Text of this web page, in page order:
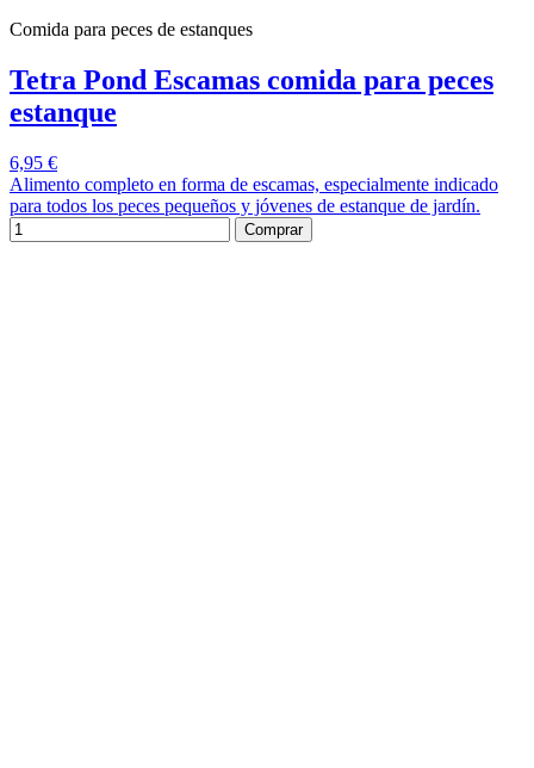
Comida para peces de estanques
Tetra Pond Escamas comida para peces
estanque
6,95 €
Alimento completo en forma de escamas, especialmente indicado
para todos los peces pequeños y jóvenes de estanque de jardín.
Comprar